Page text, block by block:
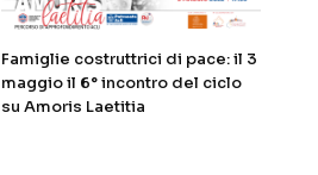
Famiglie costruttrici di pace: il 3
maggio il 6° incontro del ciclo
su Amoris Laetitia